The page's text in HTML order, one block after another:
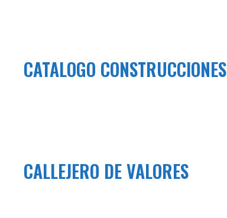
CATALOGO CONSTRUCCIONES
CALLEJERO DE VALORES